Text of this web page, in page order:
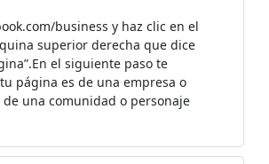
business y haz clic en el
superior derecha que dice
el siguiente paso te
página es de una empresa o
de una comunidad o personaje